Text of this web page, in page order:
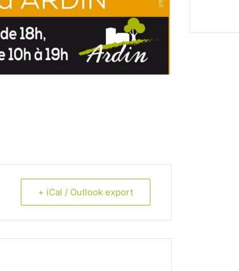
+ iCal / Outlook export